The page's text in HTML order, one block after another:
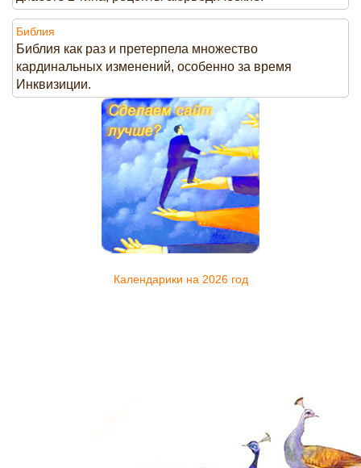
Библия
Библия как раз и претерпела множество
кардинальных изменений, особенно за время
Инквизиции.
Календарики на 2026 год